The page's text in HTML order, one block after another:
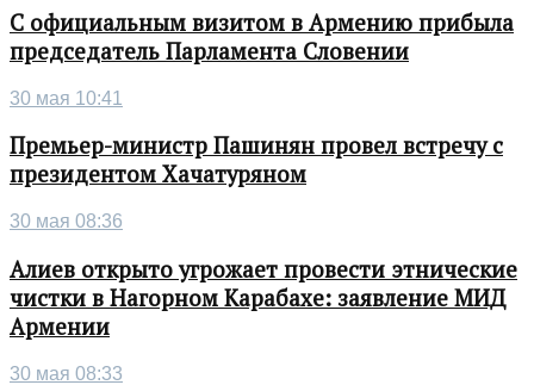
С официальным визитом в Армению прибыла
председатель Парламента Словении
30 мая 10:41
Премьер-министр Пашинян провел встречу с
президентом Хачатуряном
30 мая 08:36
Алиев открыто угрожает провести этнические
чистки в Нагорном Карабахе: заявление МИД
Армении
30 мая 08:33